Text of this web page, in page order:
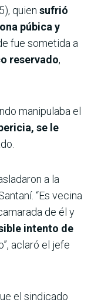
quien sufrió
púbica y
fue sometida a
reservado,
manipulaba el
se le
a la
“Es vecina
de él y
intento de
aclaró el jefe
el sindicado